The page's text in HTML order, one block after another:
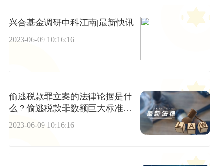
兴合基金调研中科江南|最新快讯
2023-06-09 10:16:16
偷逃税款罪立案的法律论据是什
么？偷逃税款罪数额巨大标准是
多少？
2023-06-09 10:16:16